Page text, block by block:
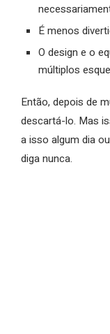
É menos
O design e o
múltiplos
Então, depois de
descartá-lo. Mas
a isso algum dia
diga nunca.